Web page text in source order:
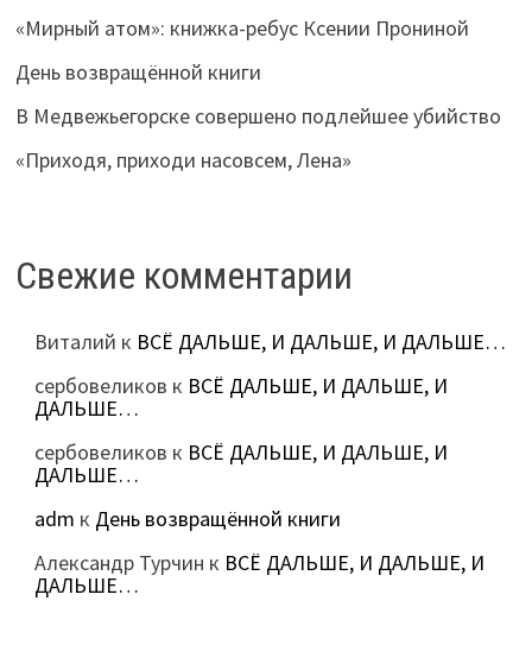
«Мирный атом»: книжка-ребус Ксении Прониной
День возвращённой книги
В Медвежьегорске совершено подлейшее убийство
«Приходя, приходи насовсем, Лена»
Свежие комментарии
Виталий к ВСЁ ДАЛЬШЕ, И ДАЛЬШЕ, И ДАЛЬШЕ…
сербовеликов к ВСЁ ДАЛЬШЕ, И ДАЛЬШЕ, И
ДАЛЬШЕ…
сербовеликов к ВСЁ ДАЛЬШЕ, И ДАЛЬШЕ, И
ДАЛЬШЕ…
adm к День возвращённой книги
Александр Турчин к ВСЁ ДАЛЬШЕ, И ДАЛЬШЕ, И
ДАЛЬШЕ…